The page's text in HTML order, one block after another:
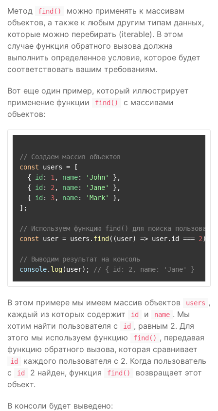
Метод find()
можно применять к массивам
объектов, а также к любым другим типам данных,
которые можно перебирать (iterable). В этом
случае функция обратного вызова должна
выполнить определенное условие, которое будет
соответствовать вашим требованиям.
Вот еще один пример, который иллюстрирует
применение функции
find()
с массивами
объектов:
// Создаем массив объектов
const users = [
  {
id : 1 , name: 'John'
},
  {
id : 2 , name: 'Jane'
},
  {
id : 3, name: 'Mark'
},
];
// Используем функцию find() для поиска
const user = users. find ( (user) => user. id === 2);
// Выводим результат на консоль
console. log(user); // { id: 2, name: 'Jane' }
В этом примере мы имеем массив объектов users ,
каждый из которых содержит
id и name . Мы
хотим найти пользователя с
id , равным 2. Для
этого мы используем функцию
find() , передавая
функцию обратного вызова, которая сравнивает
id
каждого пользователя с 2. Когда пользователь
с
id 2 найден, функция find()
возвращает этот
объект.
В консоли будет выведено: